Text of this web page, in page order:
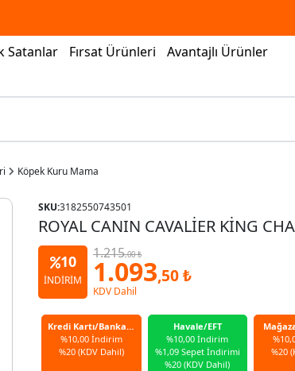
Satanlar Fırsat Ürünleri Avantajlı Ürünler
Köpek Kuru Mama
SKU:3182550743501
ROYAL CANIN CAVALİER KİNG
10
İNDİRİM
1.215,00 ₺
1.093,50 ₺
KDV Dahil
Kredi Kartı/Banka Kartı
%10,00 İndirim
%20 (KDV Dahil)
Havale/EFT
%10,00 İndirim
%1,09 Sepet İndirimi
%20 (KDV Dahil)
%20